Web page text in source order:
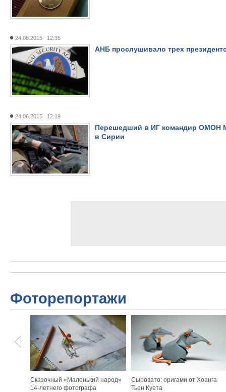
24.06.2015 12:35
АНБ прослушивало трех
24.06.2015 12:19
Перешедший в ИГ командир ОМОН
в Сирии
Фоторепортажи
Сказочный «Маленький народ»
14-летнего фотографа
Сыровато: оригами от Хоанга
Тьен Куета